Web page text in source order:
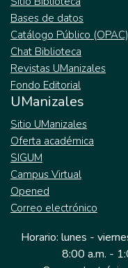
Bases de datos
Catálogo Público (OPAC)
Chat Biblioteca
Revistas UManizales
Fondo Editorial
UManizales
Sitio UManizales
Oferta académica
SIGUM
Campus Virtual
Opened
Correo electrónico
Horario: lunes -
8:00 a.m. -